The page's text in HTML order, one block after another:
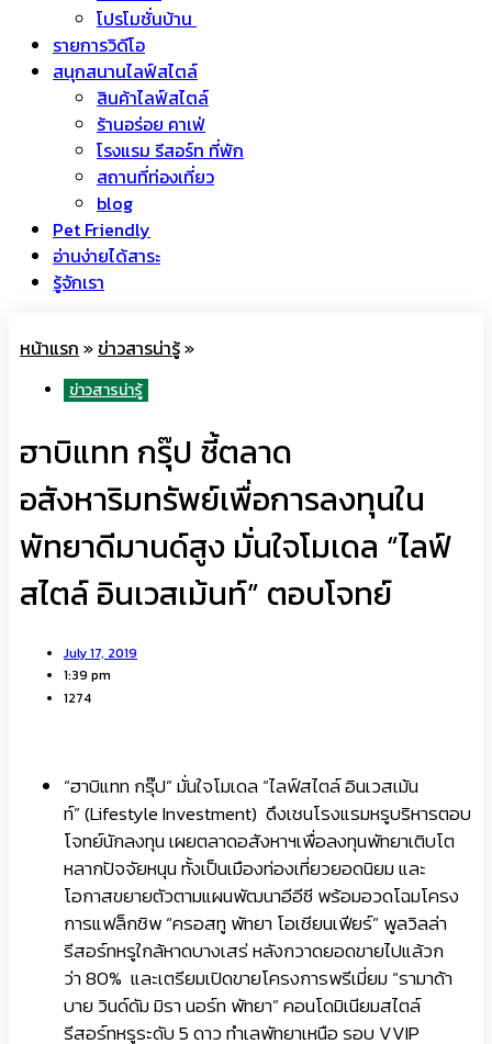
โปรโมชั่นบ้าน
รายการวิดีโอ
สนุกสนานไลฟ์สไตล์
สินค้าไลฟ์สไตล์
ร้านอร่อย คาเฟ่
โรงแรม รีสอร์ท ที่พัก
สถานที่ท่องเที่ยว
blog
Pet Friendly
อ่านง่ายได้สาระ
รู้จักเรา
หน้าแรก »ข่าวสารน่ารู้»
ข่าวสารน่ารู้
ฮาบิแทท กรุ๊ป ชี้ตลาด
อสังหาริมทรัพย์เพื่อการลงทุนใน
พัทยาดีมานด์สูง มั่นใจโมเดล “ไลฟ์
สไตล์ อินเวสเม้นท์” ตอบโจทย์
July 17, 2019
1:39 pm
1274
“ฮาบิแทท กรุ๊ป” มั่นใจโมเดล “ไลฟ์สไตล์ อินเวสเม้น
ท์” (Lifestyle Investment) ดึงเชนโรงแรมหรูบริหารตอบ
โจทย์นักลงทุน เผยตลาดอสังหาฯเพื่อลงทุนพัทยาเติบโต
หลากปัจจัยหนุน ทั้งเป็นเมืองท่องเที่ยวยอดนิยม และ
โอกาสขยายตัวตามแผนพัฒนาอีอีซี พร้อมอวดโฉมโครง
การแฟล็กชิพ “ครอสทู พัทยา โอเชียนเฟียร์” พูลวิลล่า
รีสอร์ทหรูใกล้หาดบางเสร่ หลังกวาดยอดขายไปแล้วก
ว่า 80% และเตรียมเปิดขายโครงการพรีเมี่ยม “รามาด้า
บาย วินด์ดัม มิรา นอร์ท พัทยา” คอนโดมิเนียมสไตล์
รีสอร์ทหรูระดับ 5 ดาว ทำเลพัทยาเหนือ รอบ VVIP